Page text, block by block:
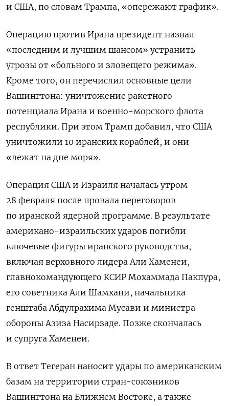
и США, по словам Трампа, «опережают график».
Операцию против Ирана президент назвал
«последним и лучшим шансом» устранить
угрозы от «больного и зловещего режима».
Кроме того, он перечислил основные цели
Вашингтона: уничтожение ракетного
потенциала Ирана и военно-морского флота
республики. При этом Трамп добавил, что США
уничтожили 10 иранских кораблей, и они
«лежат на дне моря».
Операция США и Израиля началась утром
28 февраля после провала переговоров
по иранской ядерной программе. В результате
американо-израильских ударов погибли
ключевые фигуры иранского руководства,
включая верховного лидера Али Хаменеи,
главнокомандующего КСИР Мохаммада Пакпура,
его советника Али Шамхани, начальника
генштаба Абдулрахима Мусави и министра
обороны Азиза Насирзаде. Позже скончалась
и супруга Хаменеи.
В ответ Тегеран наносит удары по американским
базам на территории стран-союзников
Вашингтона на Ближнем Востоке, а также